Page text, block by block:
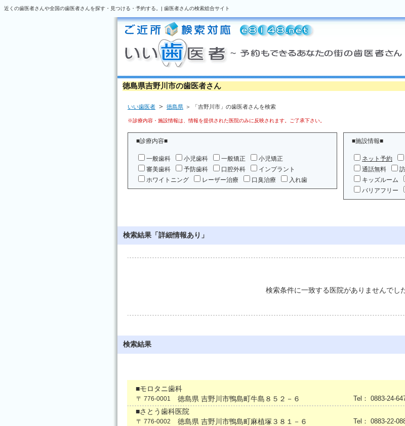
近くの歯医者さんや全国の歯医者さんを探す・見つける・予約する。| 歯医者さんの検索総合サイト
徳島県吉野川市の歯医者さん
いい歯医者 ＞ 徳島県 ＞ 「吉野川市」の歯医者さんを検索
※診療内容・施設情報は、情報を提供された医院のみに反映されます。ご了承下さい。
■診療内容■
一般歯科 小児歯科 一般矯正
小児矯正
審美歯科
予防歯科 口腔外科
インプラント
ホワイトニング
レーザー治療 口臭治療 入れ歯
■施設情報■
ネット予約
通話無料
キッズルーム
バリアフリー
検索結果「詳細情報あり」
検索条件に一致する医院がありませんでし
検索結果
■モロタニ歯科
〒 776-0001 徳島県 吉野川市鴨島町牛島８５２－６ Tel： 0883-24-
■さとう歯科医院
〒 776-0002 徳島県 吉野川市鴨島町麻植塚３８１－６ Tel： 0883-22-